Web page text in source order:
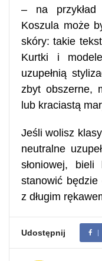
– na przykład
Koszula może
skóry: takie
Kurtki i
uzupełnią
zbyt obszerne,
lub kraciastą
Jeśli wolisz
neutralne
słoniowej,
stanowić
z długim
Udostępnij